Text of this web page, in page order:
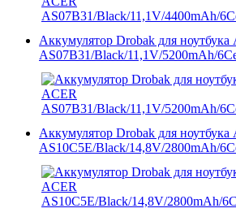
Аккумулятор Drobak для ноутбука
AS07B31/Black/11,1V/5200mAh/
Аккумулятор Drobak для ноутбука
AS10C5E/Black/14,8V/2800mAh/